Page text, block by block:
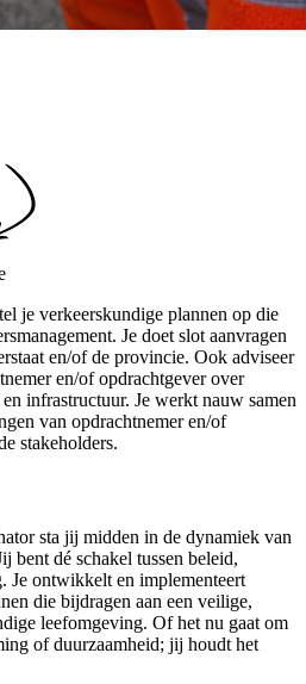
je verkeerskundige plannen op die
Je doet slot aanvragen
en/of de provincie. Ook adviseer
en/of opdrachtgever over
infrastructuur. Je werkt nauw samen
van opdrachtnemer en/of
stakeholders.
sta jij midden in de dynamiek van
bent dé schakel tussen beleid,
Je ontwikkelt en implementeert
die bijdragen aan een veilige,
leefomgeving. Of het nu gaat om
of duurzaamheid; jij houdt het